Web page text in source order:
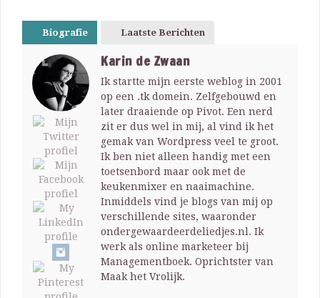
Biografie Laatste Berichten
Karin de Zwaan
Ik startte mijn eerste weblog in 2001
op een .tk domein. Zelfgebouwd en
later draaiende op Pivot. Een nerd
zit er dus wel in mij, al vind ik het
gemak van Wordpress veel te groot.
Ik ben niet alleen handig met een
toetsenbord maar ook met de
keukenmixer en naaimachine.
Inmiddels vind je blogs van mij op
verschillende sites, waaronder
ondergewaardeerdeliedjes.nl. Ik
werk als online marketeer bij
Managementboek. Oprichtster van
Maak het Vrolijk.